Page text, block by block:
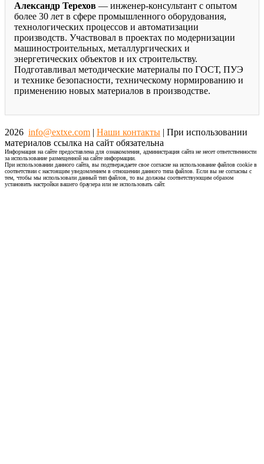
Александр Терехов — инженер-консультант с опытом
более 30 лет в сфере промышленного оборудования,
технологических процессов и автоматизации
производств. Участвовал в проектах по модернизации
машиностроительных, металлургических и
энергетических объектов и их строительству.
Подготавливал методические материалы по ГОСТ, ПУЭ
и технике безопасности, техническому нормированию и
применению новых материалов в производстве.
2026 info@extxe.com | Наши контакты | При использовании
материалов ссылка на сайт обязательна
Информация на сайте предоставлена для ознакомления, администрация сайта не несет ответственности
за использование размещенной на сайте информации.
При использовании данного сайта, вы подтверждаете свое согласие на использование файлов cookie в
соответствии с настоящим уведомлением в отношении данного типа файлов. Если вы не согласны с
тем, чтобы мы использовали данный тип файлов, то вы должны соответствующим образом
установить настройки вашего браузера или не использовать сайт.